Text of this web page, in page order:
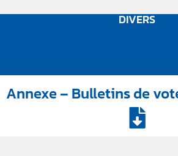
DIVERS
Annexe – Bulletins de